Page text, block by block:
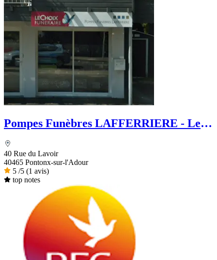
Pompes Funèbres LAFFERRIERE - Le
40 Rue du Lavoir
40465 Pontonx-sur-l'Adour
5 /5 (1 avis)
top notes